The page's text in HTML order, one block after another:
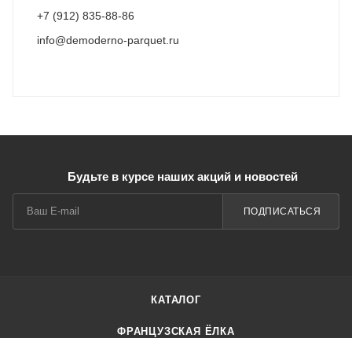
+7 (912) 835-88-86
info@demoderno-parquet.ru
Будьте в курсе наших акций и новостей
ПОДПИСАТЬСЯ
КАТАЛОГ
ФРАНЦУЗСКАЯ ЁЛКА